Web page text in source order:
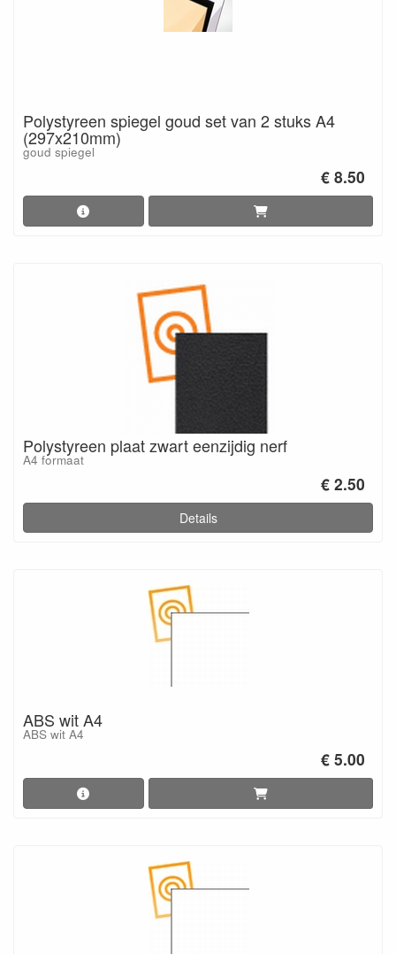
Polystyreen spiegel goud set van 2 stuks A4
(297x210mm)
goud spiegel
€ 8.50
Polystyreen plaat zwart eenzijdig nerf
A4 formaat
€ 2.50
Details
ABS wit A4
ABS wit A4
€ 5.00